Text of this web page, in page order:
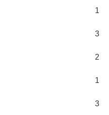
1
3
2
1
3